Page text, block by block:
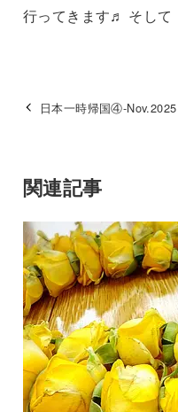
行ってきます♬ そし
日本一時帰国④-Nov.2025
関連記事